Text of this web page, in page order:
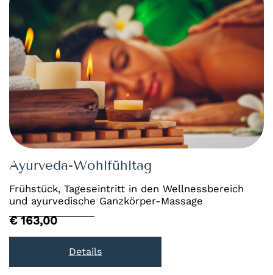
Ayurveda-Wohlfühltag
Frühstück, Tageseintritt in den Wellnessbereich
und ayurvedische Ganzkörper-Massage
€ 163,00
Details